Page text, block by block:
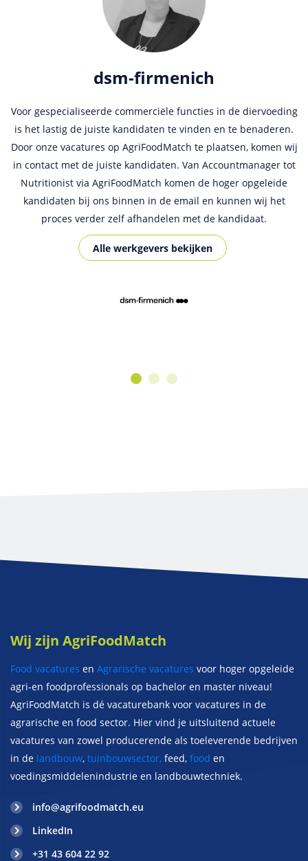
dsm-firmenich
Voor gespecialiseerde commerciële functies in de diervoeding
is het lastig de juiste kandidaten te vinden en te benaderen.
Door onze vacatures op AgriFoodMatch te plaatsen, komen wij
in contact met de juiste kandidaten. Van Accountmanager tot
Nutritionist via AgriFoodMatch komen de hoger opgeleide
kandidaten bij ons binnen in de email en kunnen wij het
proces verder zelf afhandelen met de kandidaat.
Alle werkgevers bekijken
Ceres
Wij maken al enige tijd gebruik van deze website voor het
plaatsen van onze vacatures in Nederland en België. We
ontvangen erg veel kwalitatief goede kandidaten via deze
website. AgriFoodMatch is een overzichtelijk en
gebruiksvriendelijke site waarmee we een breed netwerk van
hoogopgeleide kandidaten in de Food en Agri sector kunnen
bereiken!
Alle werkgevers bekijken
Wij zijn AgriFoodMatch
Food vacatures en Agrarische vacatures voor hoger opgeleide
agri-en foodprofessionals op bachelor en master niveau!
AgriFoodMatch is dé vacaturebank voor vacatures in de
agrarische en food sector. Hier vind je uitsluitend actuele
vacatures van zowel producerende als toeleverende bedrijven
in de landbouw, tuinbouwsector, feed, food en
voedingsmiddelenindustrie en landbouwtechniek.
info@agrifoodmatch.eu
LinkedIn
+31 43 604 22 92